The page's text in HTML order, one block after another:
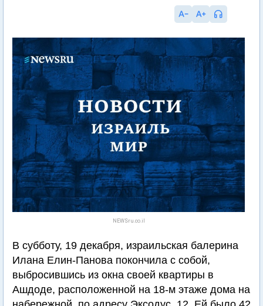
NEWSru.co.il
В субботу, 19 декабря, израильская балерина
Илана Елин-Панова покончила с собой,
выбросившись из окна своей квартиры в
Ашдоде, расположенной на 18-м этаже дома на